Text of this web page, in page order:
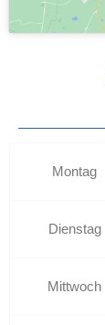
Montag
Dienstag
Mittwoch